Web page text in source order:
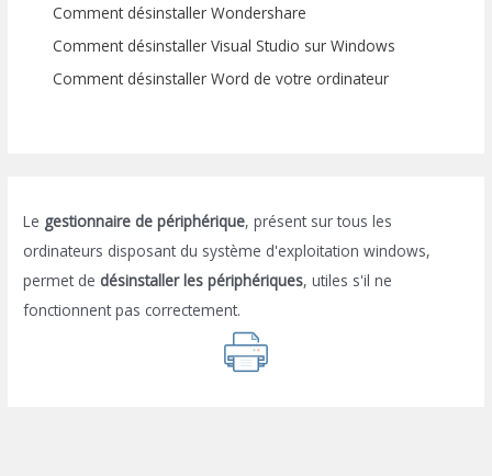
Comment désinstaller Wondershare
Comment désinstaller Visual Studio sur Windows
Comment désinstaller Word de votre ordinateur
Le gestionnaire de périphérique, présent sur tous les
ordinateurs disposant du système d'exploitation windows,
permet de désinstaller les périphériques, utiles s'il ne
fonctionnent pas correctement.